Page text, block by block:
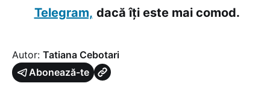
Telegram, dacă îți este mai comod.
Autor: Tatiana Cebotari
Abonează-te